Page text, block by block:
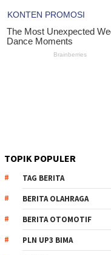
TOPIK POPULER
TAG BERITA
BERITA OLAHRAGA
BERITA OTOMOTIF
PLN UP3 BIMA